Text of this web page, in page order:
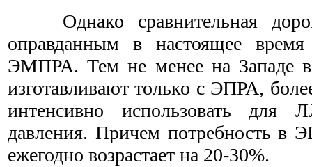
Однако сравнительная
оправданным в настоящее время
ЭМПРА. Тем не менее на Западе
изготавливают только с ЭПРА,
интенсивно использовать
давления. Причем потребность в
ежегодно возрастает на 20-30%.